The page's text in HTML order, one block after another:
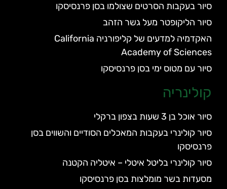
סיור בעקבות הסרטים שצולמו בסן פרנסיסקו
סיור הליקופטר מעל גשר הזהב
האקדמיה למדעים של קליפורניה California
Academy of Sciences
סיור עם מטוס ימי בסן פרנסיסקו
קולינריה
סיור אוכל בן 3 שעות בצפון ברקלי
סיור קולינרי בעקבות המאכלים הסודיים והשווים בסן
פרנסיסקו
סיור קולינרי בליטל איטלי – איטליה הקטנה
מסעדות בשר מומלצות בסן פרנסיסקו